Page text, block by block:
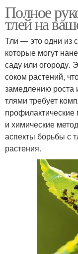
Полное
тлей на
Тли — это одни из
которые могут
саду или огороду.
соком растений,
замедлению роста
тлями требует
и химические
аспекты борьбы с
растения.